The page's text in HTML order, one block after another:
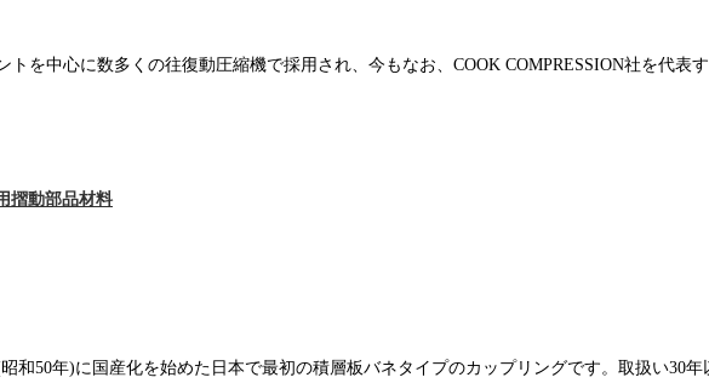
トを中心に数多くの往復動圧縮機で採用され、今もなお、COOK COMPRESSION社を代表
摺動部品材料
和50年)に国産化を始めた日本で最初の積層板バネタイプのカップリングです。取扱い30